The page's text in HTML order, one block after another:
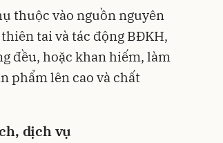
thuộc vào nguồn nguyên
tai và tác động BĐKH,
đều, hoặc khan hiếm, làm
phẩm lên cao và chất
dịch vụ